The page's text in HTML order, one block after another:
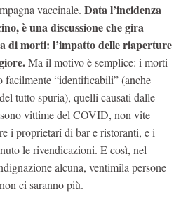
vaccinale. Data l’incidenza
è una discussione che gira
di morti: l’impatto delle riaperture
Ma il motivo è semplice: i morti
facilmente “identificabili” (anche
tutto spuria), quelli causati dalle
vittime del COVID, non vite
i proprietarî di bar e ristoranti, e i
le rivendicazioni. E così, nel
alcuna, ventimila persone
ci saranno più.